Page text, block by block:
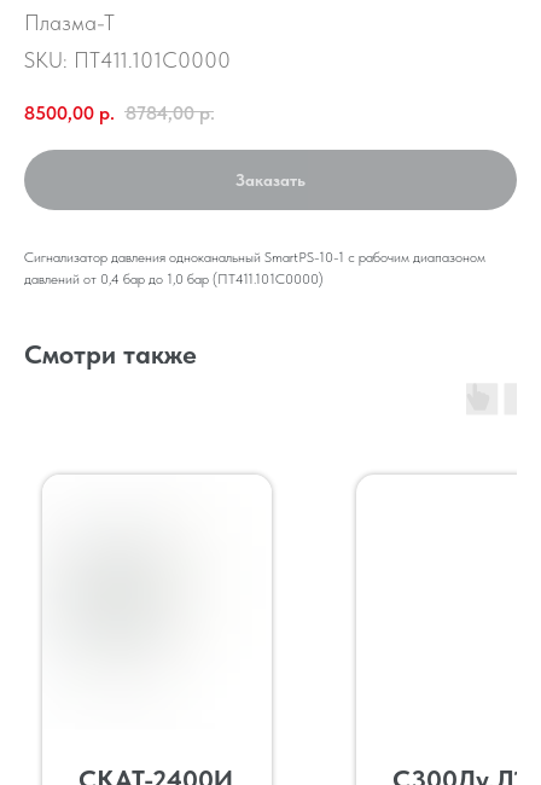
Плазма-Т
SKU: ПТ411.101С0000
8500,00 р. 8784,00 р.
Заказать
Сигнализатор давления одноканальный SmartPS-10-1 c рабочим диапазоном
давлений от 0,4 бар до 1,0 бар (ПТ411.101С0000)
Смотри также